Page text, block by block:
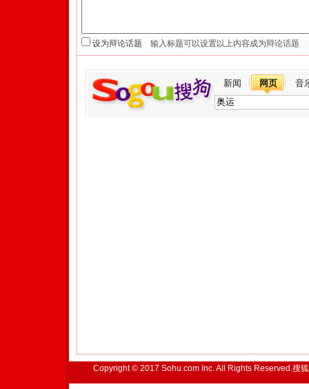
设为辩论话题
新闻 网页 音
Copyright © 2017 Sohu.com Inc. All Rights Reserved.搜